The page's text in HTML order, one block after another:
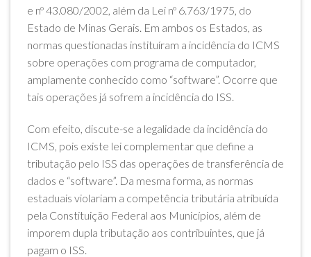
e nº 43.080/2002, além da Lei nº 6.763/1975, do
Estado de Minas Gerais. Em ambos os Estados, as
normas questionadas instituíram a incidência do ICMS
sobre operações com programa de computador,
amplamente conhecido como “software”. Ocorre que
tais operações já sofrem a incidência do ISS.
Com efeito, discute-se a legalidade da incidência do
ICMS, pois existe lei complementar que define a
tributação pelo ISS das operações de transferência de
dados e “software”. Da mesma forma, as normas
estaduais violariam a competência tributária atribuída
pela Constituição Federal aos Municípios, além de
imporem dupla tributação aos contribuintes, que já
pagam o ISS.